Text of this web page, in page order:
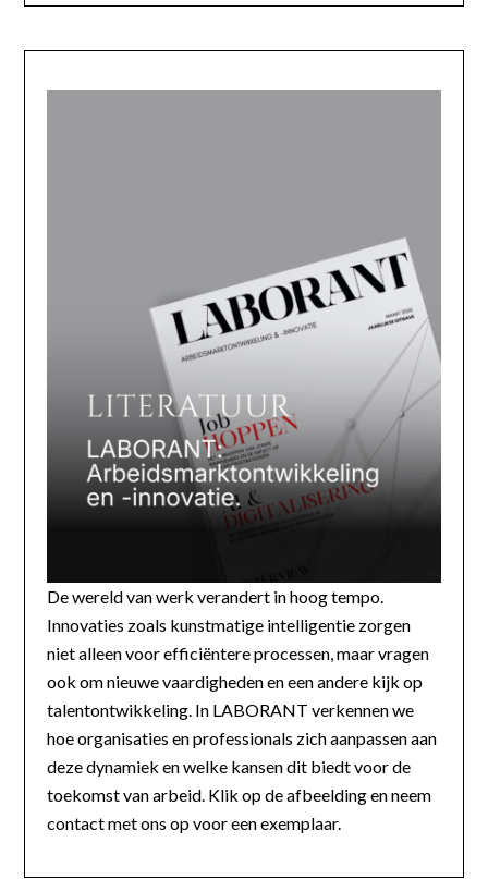
De wereld van werk verandert in hoog tempo.
Innovaties zoals kunstmatige intelligentie zorgen
niet alleen voor efficiëntere processen, maar vragen
ook om nieuwe vaardigheden en een andere kijk op
talentontwikkeling. In LABORANT verkennen we
hoe organisaties en professionals zich aanpassen aan
deze dynamiek en welke kansen dit biedt voor de
toekomst van arbeid. Klik op de afbeelding en neem
contact met ons op voor een exemplaar.